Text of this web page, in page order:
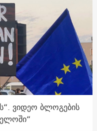
ვიდეო ბლოგების